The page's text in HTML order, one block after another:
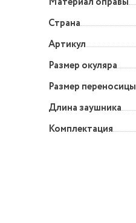
Страна
Артикул
Размер окуляра
Размер переносицы
Длина заушника
Комплектация